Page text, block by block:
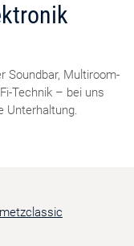
Soundbar, Multiroom-
Technik – bei uns
Unterhaltung.